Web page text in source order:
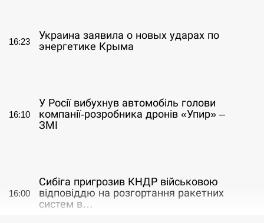
16:23
Украина заявила о новых ударах по
энергетике Крыма
16:10
У Росії вибухнув автомобіль голови
компанії-розробника дронів «Упир» –
ЗМІ
16:00
Сибіга пригрозив КНДР військовою
відповіддю на розгортання ракетних
систем в…